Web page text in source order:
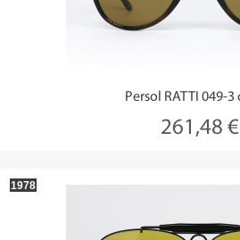
Persol RATTI 049-3
261,48 €
1978